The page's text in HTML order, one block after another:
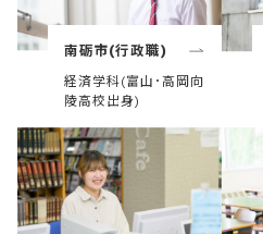
南砺市(行政職)
経済学科(富山･高岡向
陵高校出身)